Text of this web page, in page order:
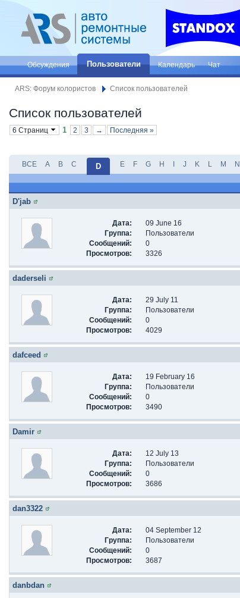
Обсуждения Пользователи Календарь Чат
ARS: Форум колористов Список пользователей
Список пользователей
6 Страниц 1 2 3 → Последняя »
ВСЕ A B C D E F G H I J K L M N
D'jab
Дата:
09 June 16
Группа:
Пользователи
Сообщений:
0
Просмотров:
3326
daderseli
Дата:
29 July 11
Группа:
Пользователи
Сообщений:
0
Просмотров:
4029
dafceed
Дата:
19 February 16
Группа:
Пользователи
Сообщений:
0
Просмотров:
3490
Damir
Дата:
12 July 13
Группа:
Пользователи
Сообщений:
0
Просмотров:
3686
dan3322
Дата:
04 September 12
Группа:
Пользователи
Сообщений:
0
Просмотров:
3687
danbdan